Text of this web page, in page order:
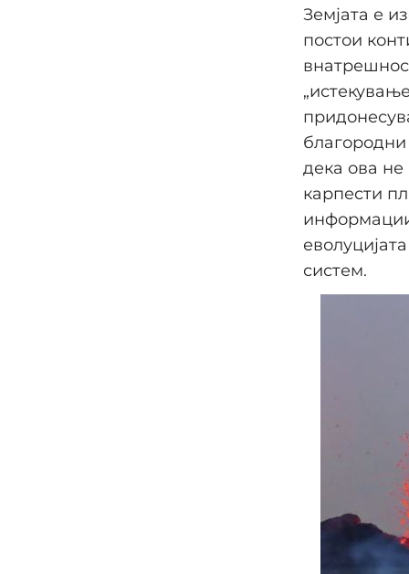
Земјата е
постои
дека ова не
карпести
систем.